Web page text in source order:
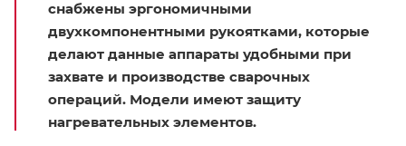
снабжены эргономичными
двухкомпонентными рукоятками, которые
делают данные аппараты удобными при
захвате и производстве сварочных
операций. Модели имеют защиту
нагревательных элементов.